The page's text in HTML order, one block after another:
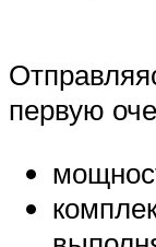
первую